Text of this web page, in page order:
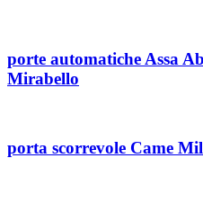
porte automatiche Assa
Mirabello
porta scorrevole Came